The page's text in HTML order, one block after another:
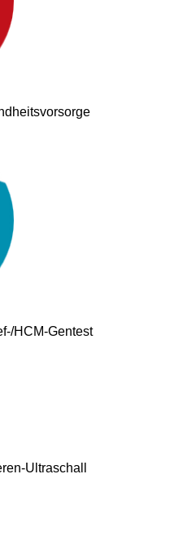
HCM-Gentest
Ultraschall